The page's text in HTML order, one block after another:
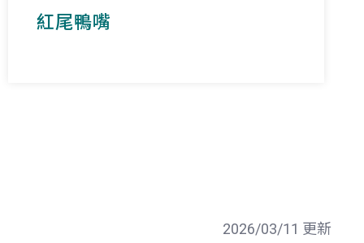
紅尾鴨嘴
2026/03/11 更新